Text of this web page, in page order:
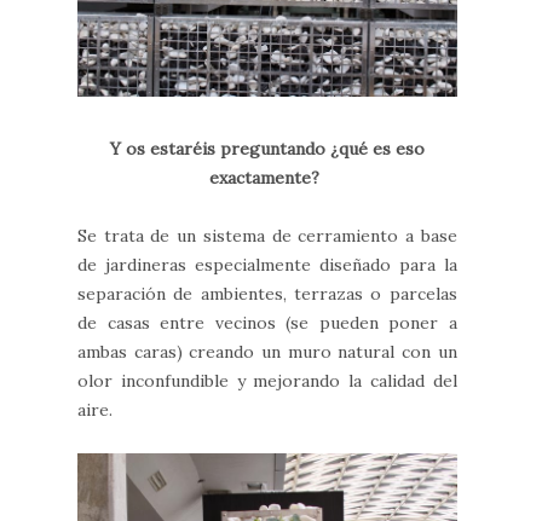
Y os estaréis preguntando ¿qué es eso
exactamente?
Se trata de un sistema de cerramiento a base
de jardineras especialmente diseñado para la
separación de ambientes, terrazas o parcelas
de casas entre vecinos (se pueden poner a
ambas caras) creando un muro natural con un
olor inconfundible y mejorando la calidad del
aire.